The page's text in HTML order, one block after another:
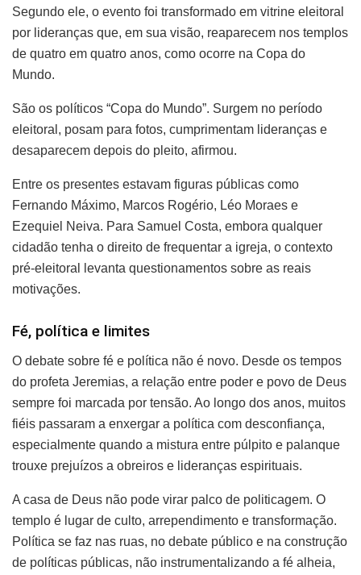
Segundo ele, o evento foi transformado em vitrine eleitoral
por lideranças que, em sua visão, reaparecem nos templos
de quatro em quatro anos, como ocorre na Copa do
Mundo.
São os políticos “Copa do Mundo”. Surgem no período
eleitoral, posam para fotos, cumprimentam lideranças e
desaparecem depois do pleito, afirmou.
Entre os presentes estavam figuras públicas como
Fernando Máximo, Marcos Rogério, Léo Moraes e
Ezequiel Neiva. Para Samuel Costa, embora qualquer
cidadão tenha o direito de frequentar a igreja, o contexto
pré-eleitoral levanta questionamentos sobre as reais
motivações.
Fé, política e limites
O debate sobre fé e política não é novo. Desde os tempos
do profeta Jeremias, a relação entre poder e povo de Deus
sempre foi marcada por tensão. Ao longo dos anos, muitos
fiéis passaram a enxergar a política com desconfiança,
especialmente quando a mistura entre púlpito e palanque
trouxe prejuízos a obreiros e lideranças espirituais.
A casa de Deus não pode virar palco de politicagem. O
templo é lugar de culto, arrependimento e transformação.
Política se faz nas ruas, no debate público e na construção
de políticas públicas, não instrumentalizando a fé alheia,